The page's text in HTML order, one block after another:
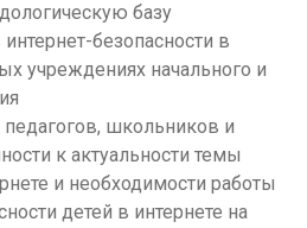
базу
безопасности в
учреждениях начального и
школьников и
к актуальности темы
и необходимости работы
детей в интернете на